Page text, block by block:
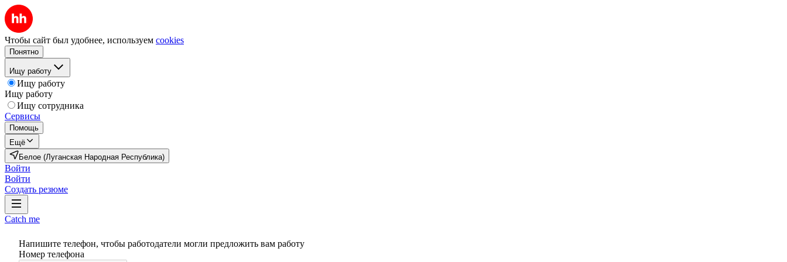
Чтобы сайт был удобнее, используем cookies
Понятно
Ищу работу
Ищу работу
Ищу работу
Ищу сотрудника
Сервисы
Помощь
Ещё
Белое (Луганская Народная Республика)
Войти
Войти
Создать резюме
Catch me
Напишите телефон, чтобы работодатели могли предложить вам работу
Номер телефона